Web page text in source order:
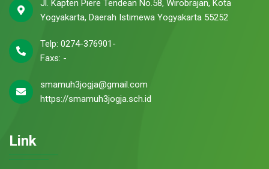
Jl. Kapten Piere Tendean No.58, Wirobrajan, Kota
Yogyakarta, Daerah Istimewa Yogyakarta 55252
Telp: 0274-376901-
Faxs: -
smamuh3jogja@gmail.com
https://smamuh3jogja.sch.id
Link